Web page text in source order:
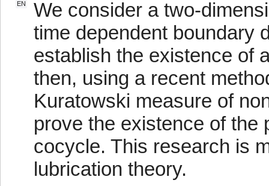
EN
We consider a two-
time dependent boundary
establish the existence of
then, using a recent
Kuratowski measure of
prove the existence of the
cocycle. This research is
lubrication theory.